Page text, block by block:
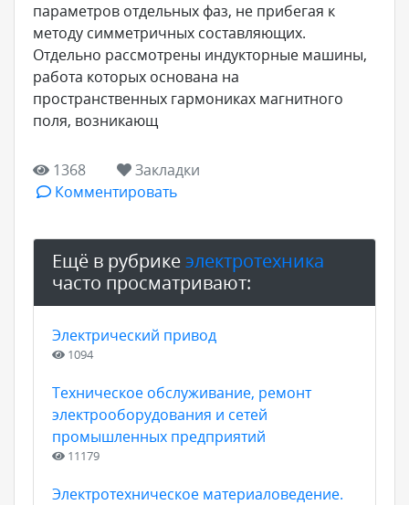
параметров отдельных фаз, не прибегая к
методу симметричных составляющих.
Отдельно рассмотрены индукторные машины,
работа которых основана на
пространственных гармониках магнитного
поля, возникающ
1368
Закладки
Комментировать
Ещё в рубрикеэлектротехника
часто просматривают:
Электрический привод
1094
Техническое обслуживание, ремонт
электрооборудования и сетей
промышленных предприятий
11179
Электротехническое материаловедение.